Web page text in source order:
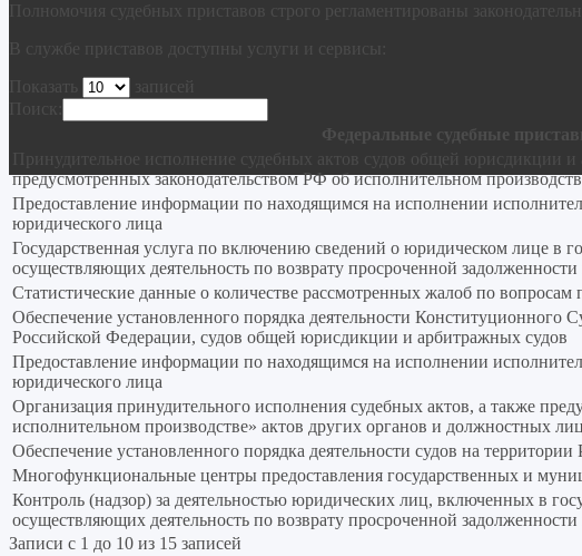
Полномочия судебных приставов строго регламентированы
В службе приставов доступны услуги и сервисы:
Показать
записей
Поиск:
Федеральные судебные
Принудительное исполнение судебных актов судов общей юрисдикции и
предусмотренных законодательством РФ об исполнительном
Предоставление информации по находящимся на исполнении
юридического лица
Государственная услуга по включению сведений о юридическом лице в
осуществляющих деятельность по возврату просроченной задолженности
Статистические данные о количестве рассмотренных жалоб по вопросам
Обеспечение установленного порядка деятельности Конституционного
Российской Федерации, судов общей юрисдикции и арбитражных судов
Предоставление информации по находящимся на исполнении
юридического лица
Организация принудительного исполнения судебных актов, а также
исполнительном производстве» актов других органов и должностных лиц
Обеспечение установленного порядка деятельности судов на
Многофункциональные центры предоставления государственных и
Контроль (надзор) за деятельностью юридических лиц, включенных в
осуществляющих деятельность по возврату просроченной задолженности
Записи с 1 до 10 из 15 записей